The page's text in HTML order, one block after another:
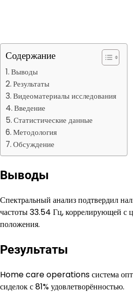
Содержание
Выводы
Результаты
Видеоматериалы исследования
Введение
Статистические данные
Методология
Обсуждение
Выводы
Спектральный анализ подтвердил
частоты 33.54 Гц, коррелирующей с
положения.
Результаты
Home care operations система
сиделок с 81% удовлетворённостью.